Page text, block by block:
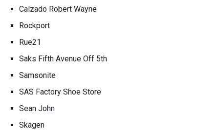
Calzado Robert Wayne
Rockport
Rue21
Saks Fifth Avenue Off 5th
Samsonite
SAS Factory Shoe Store
Sean John
Skagen